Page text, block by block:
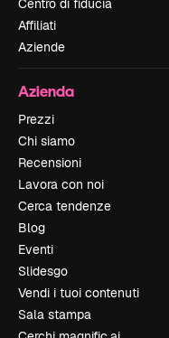
Centro di fiducia
Affiliati
Aziende
Azienda
Prezzi
Chi siamo
Recensioni
Lavora con noi
Cerca tendenze
Blog
Eventi
Slidesgo
Vendi i tuoi contenuti
Sala stampa